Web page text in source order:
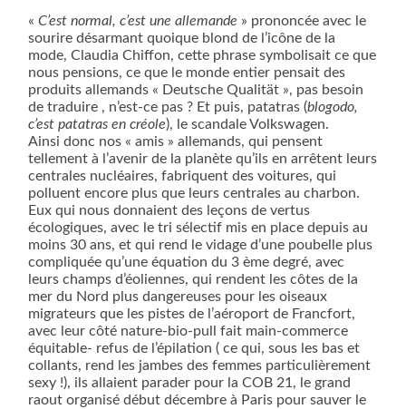
«C’est normal, c’est une allemande » prononcée avec le
sourire désarmant quoique blond de l’icône de la
mode, Claudia Chiffon, cette phrase symbolisait ce que
nous pensions, ce que le monde entier pensait des
produits allemands « Deutsche Qualität », pas besoin
de traduire , n’est-ce pas ? Et puis, patatras (blogodo,
c’est patatras en créole), le scandale Volkswagen.
Ainsi donc nos « amis » allemands, qui pensent
tellement à l’avenir de la planète qu’ils en arrêtent leurs
centrales nucléaires, fabriquent des voitures, qui
polluent encore plus que leurs centrales au charbon.
Eux qui nous donnaient des leçons de vertus
écologiques, avec le tri sélectif mis en place depuis au
moins 30 ans, et qui rend le vidage d’une poubelle plus
compliquée qu’une équation du 3 ème degré, avec
leurs champs d’éoliennes, qui rendent les côtes de la
mer du Nord plus dangereuses pour les oiseaux
migrateurs que les pistes de l’aéroport de Francfort,
avec leur côté nature-bio-pull fait main-commerce
équitable- refus de l’épilation ( ce qui, sous les bas et
collants, rend les jambes des femmes particulièrement
sexy !), ils allaient parader pour la COB 21, le grand
raout organisé début décembre à Paris pour sauver le